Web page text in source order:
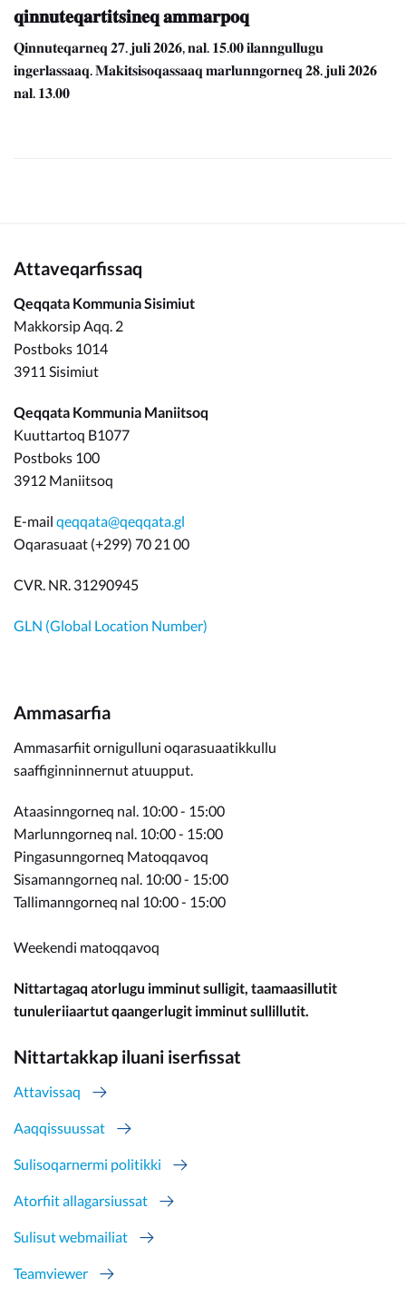
𝐪𝐢𝐧𝐧𝐮𝐭𝐞𝐪𝐚𝐫𝐭𝐢𝐭𝐬𝐢𝐧𝐞𝐪 𝐚𝐦𝐦𝐚𝐫𝐩𝐨𝐪
𝐐𝐢𝐧𝐧𝐮𝐭𝐞𝐪𝐚𝐫𝐧𝐞𝐪 𝟐𝟕. 𝐣𝐮𝐥𝐢 𝟐𝟎𝟐𝟔, 𝐧𝐚𝐥. 𝟏𝟓.𝟎𝟎 𝐢𝐥𝐚𝐧𝐧𝐠𝐮𝐥𝐥𝐮𝐠𝐮
𝐢𝐧𝐠𝐞𝐫𝐥𝐚𝐬𝐬𝐚𝐚𝐪. 𝐌𝐚𝐤𝐢𝐭𝐬𝐢𝐬𝐨𝐪𝐚𝐬𝐬𝐚𝐚𝐪 𝐦𝐚𝐫𝐥𝐮𝐧𝐧𝐠𝐨𝐫𝐧𝐞𝐪 𝟐𝟖. 𝐣𝐮𝐥𝐢 𝟐𝟎𝟐𝟔
𝐧𝐚𝐥. 𝟏𝟑.𝟎𝟎
Attaveqarfissaq
Qeqqata Kommunia Sisimiut
Makkorsip Aqq. 2
Postboks 1014
3911 Sisimiut
Qeqqata Kommunia Maniitsoq
Kuuttartoq B1077
Postboks 100
3912 Maniitsoq
E-mail qeqqata@qeqqata.gl
Oqarasuaat (+299) 70 21 00
CVR. NR. 31290945
GLN (Global Location Number)
Ammasarfia
Ammasarfiit ornigulluni oqarasuaatikkullu
saaffiginninnernut atuupput.
Ataasinngorneq nal. 10:00 - 15:00
Marlunngorneq nal. 10:00 - 15:00
Pingasunngorneq Matoqqavoq
Sisamanngorneq nal. 10:00 - 15:00
Tallimanngorneq nal 10:00 - 15:00
Weekendi matoqqavoq
Nittartagaq atorlugu imminut sulligit, taamaasillutit
tunuleriiaartut qaangerlugit imminut sullillutit.
Nittartakkap iluani iserfissat
Attavissaq
Aaqqissuussat
Sulisoqarnermi politikki
Atorfiit allagarsiussat
Sulisut webmailiat
Teamviewer